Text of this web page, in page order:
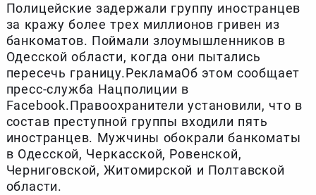
Полицейские задержали группу иностранцев
за кражу более трех миллионов гривен из
банкоматов. Поймали злоумышленников в
Одесской области, когда они пытались
пересечь границу.РекламаОб этом сообщает
пресс-служба Нацполиции в
Facebook.Правоохранители установили, что в
состав преступной группы входили пять
иностранцев. Мужчины обокрали банкоматы
в Одесской, Черкасской, Ровенской,
Черниговской, Житомирской и Полтавской
области.